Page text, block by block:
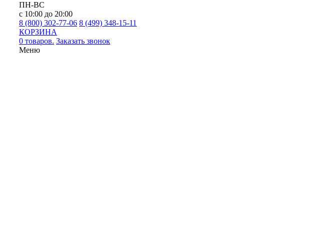
ПН-ВС
с 10:00 до 20:00
8 (800) 302-77-06 8 (499) 348-15-11
КОРЗИНА
0 товаров. Заказать звонок
Меню